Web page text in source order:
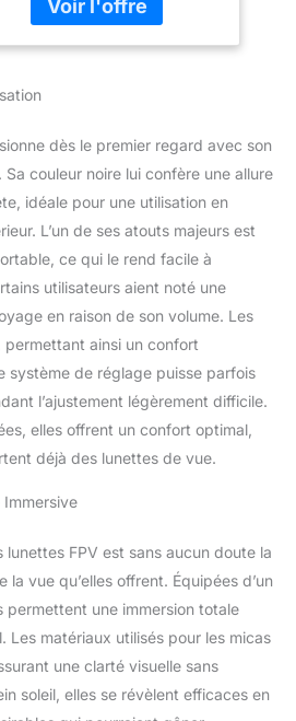
lentille Unibody
brevetée
qui divisent l'écran,
DroneMask 2 intègre une
technologie brevetée de
vous permet de profiter
écran. Cela signifie que
vous ne ressentirez pas
peut diminuer la qualité
d'image et l'immersion.
Avec le casque
DroneMask 2 VR, vous
quatre fois par rapport
aux lunettes FPV
traditionnelles à écran
partagé, assurant une
claire et plus attrayante
tout en pilotant votre
polyvalence】: le
casque de réalité virtuelle
est conçu pour être
compatible avec une
d'appareil photo
populaires, y compris
DJI, Skydio, Autel, et plus
encore. Que vous
dès le premier regard avec son
couleur noire lui confère une allure
idéale pour une utilisation en
L’un de ses atouts majeurs est
ce qui le rend facile à
utilisateurs aient noté une
en raison de son volume. Les
ainsi un confort
système de réglage puisse parfois
l’ajustement légèrement difficile.
elles offrent un confort optimal,
déjà des lunettes de vue.
Immersive
lunettes FPV est sans aucun doute la
vue qu’elles offrent. Équipées d’un
permettent une immersion totale
Les matériaux utilisés pour les micas
une clarté visuelle sans
soleil, elles se révèlent efficaces en